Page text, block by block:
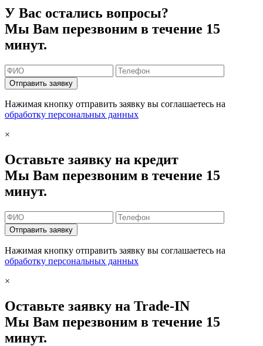
У Вас остались вопросы?
Мы Вам перезвоним в течение 15
минут.
Отправить заявку
Нажимая кнопку отправить заявку вы соглашаетесь на
обработку персональных данных
×
Оставьте заявку на кредит
Мы Вам перезвоним в течение 15
минут.
Отправить заявку
Нажимая кнопку отправить заявку вы соглашаетесь на
обработку персональных данных
×
Оставьте заявку на Trade-IN
Мы Вам перезвоним в течение 15
минут.